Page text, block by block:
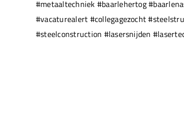
#metaaltechniek #baarlehertog
#vacaturealert #collegagezocht
#steelconstruction #lasersnijden